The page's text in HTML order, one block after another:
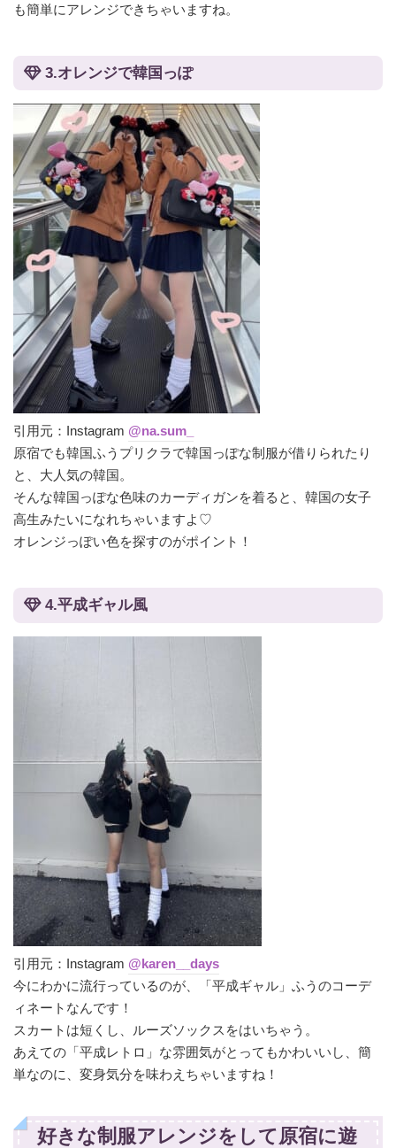
も簡単にアレンジできちゃいますね。
3.オレンジで韓国っぽ
引用元：Instagram @na.sum_
原宿でも韓国ふうプリクラで韓国っぽな制服が借りられたり
と、大人気の韓国。
そんな韓国っぽな色味のカーディガンを着ると、韓国の女子
高生みたいになれちゃいますよ♡
オレンジっぽい色を探すのがポイント！
4.平成ギャル風
引用元：Instagram @karen__days
今にわかに流行っているのが、「平成ギャル」ふうのコーデ
ィネートなんです！
スカートは短くし、ルーズソックスをはいちゃう。
あえての「平成レトロ」な雰囲気がとってもかわいいし、簡
単なのに、変身気分を味わえちゃいますね！
好きな制服アレンジをして原宿に遊